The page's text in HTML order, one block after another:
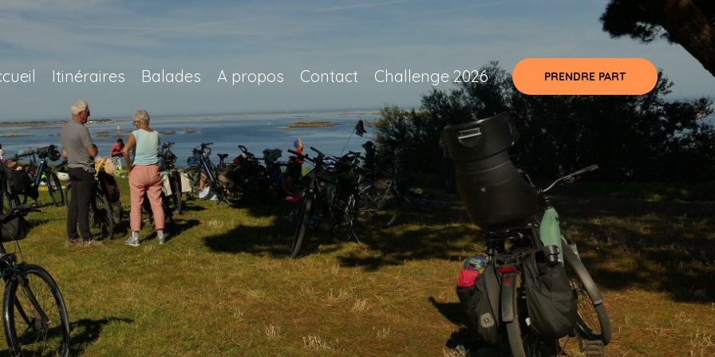
Itinéraires Balades A propos Contact Challenge 2026 PRENDRE PART